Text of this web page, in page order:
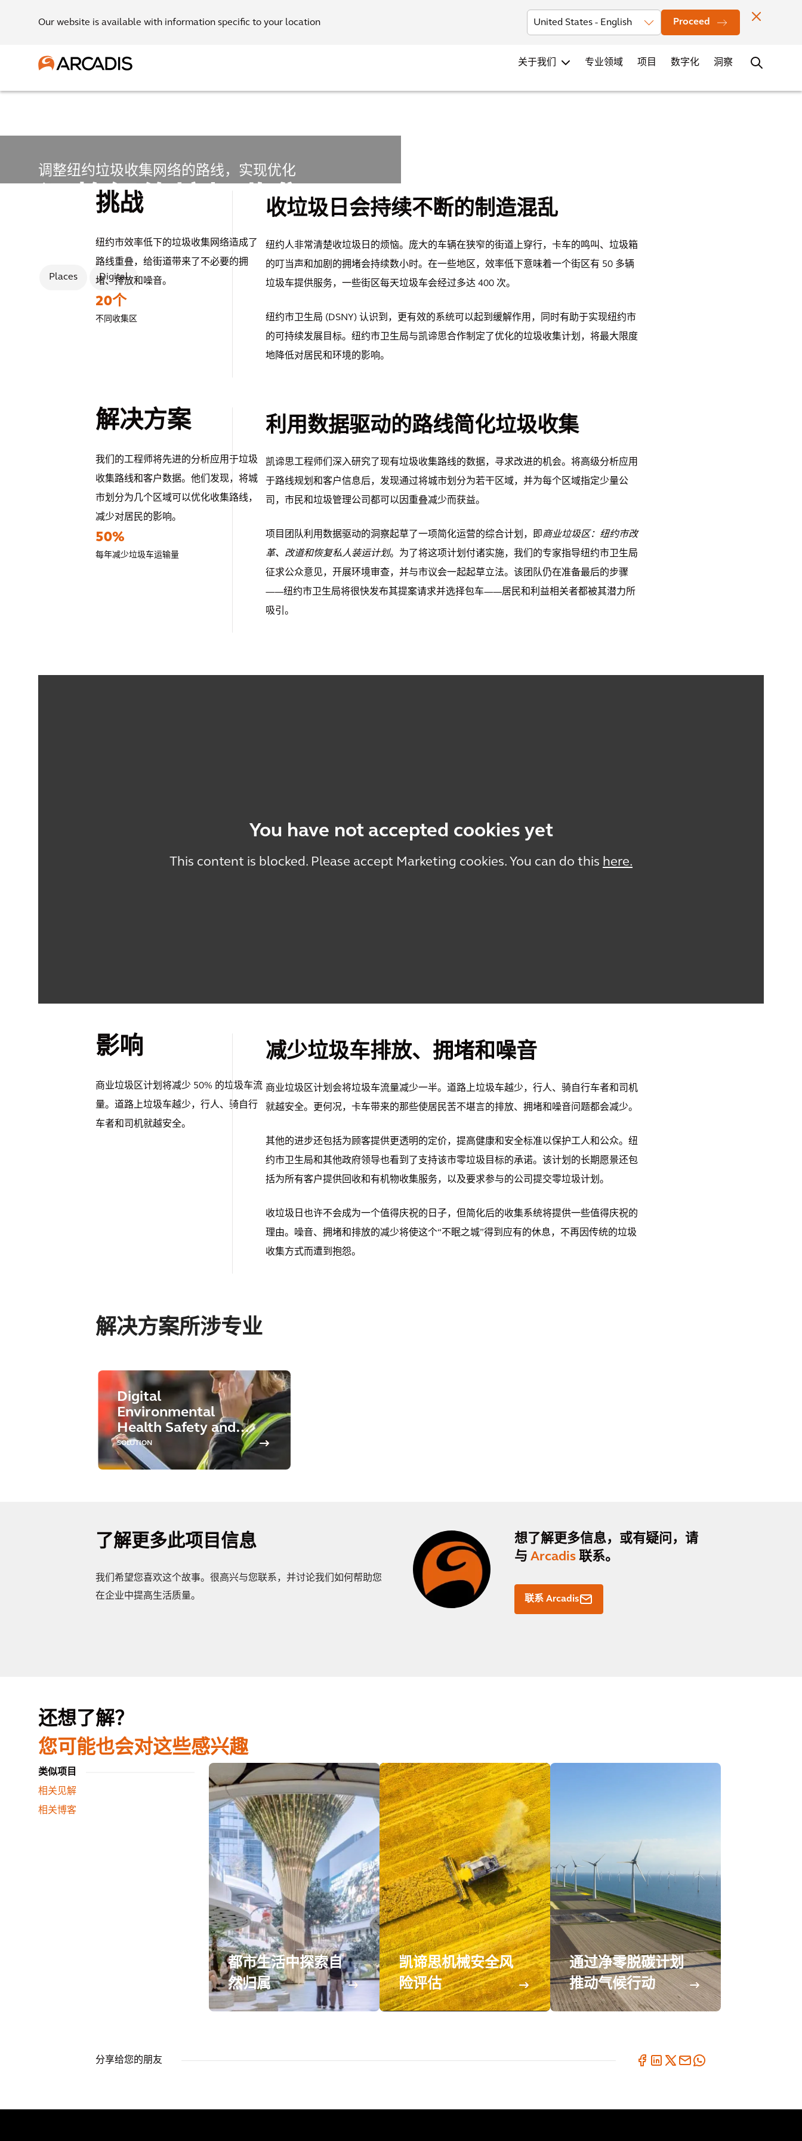
Our website is available with information specific to your location Proceed
投资者 办公室地点 联系
关于我们 专业领域 项目 数字化 洞察
调整纽约垃圾收集网络的路线，实现优化
调整纽约垃圾收集网
络的路线，实现优化
Places Digital
挑战
纽约市效率低下的垃圾收集网络造成了
路线重叠，给街道带来了不必要的拥
堵、排放和噪音。
20个
不同收集区
收垃圾日会持续不断的制造混乱
纽约人非常清楚收垃圾日的烦恼。庞大的车辆在狭窄的街道上穿行，卡车的鸣叫、垃圾箱
的叮当声和加剧的拥堵会持续数小时。在一些地区，效率低下意味着一个街区有 50 多辆
垃圾车提供服务，一些街区每天垃圾车会经过多达 400 次。
纽约市卫生局 (DSNY) 认识到，更有效的系统可以起到缓解作用，同时有助于实现纽约市
的可持续发展目标。纽约市卫生局与凯谛思合作制定了优化的垃圾收集计划，将最大限度
地降低对居民和环境的影响。
解决方案
我们的工程师将先进的分析应用于垃圾
收集路线和客户数据。他们发现，将城
市划分为几个区域可以优化收集路线，
减少对居民的影响。
50%
每年减少垃圾车运输量
利用数据驱动的路线简化垃圾收集
凯谛思工程师们深入研究了现有垃圾收集路线的数据，寻求改进的机会。将高级分析应用
于路线规划和客户信息后，发现通过将城市划分为若干区域，并为每个区域指定少量公
司，市民和垃圾管理公司都可以因重叠减少而获益。
项目团队利用数据驱动的洞察起草了一项简化运营的综合计划，即商业垃圾区：纽约市改
革、改道和恢复私人装运计划。为了将这项计划付诸实施，我们的专家指导纽约市卫生局
征求公众意见，开展环境审查，并与市议会一起起草立法。该团队仍在准备最后的步骤
——纽约市卫生局将很快发布其提案请求并选择包车——居民和利益相关者都被其潜力所
吸引。
You have not accepted cookies yet
This content is blocked. Please accept Marketing cookies. You can do this here.
影响
商业垃圾区计划将减少 50% 的垃圾车流
量。道路上垃圾车越少，行人、骑自行
车者和司机就越安全。
减少垃圾车排放、拥堵和噪音
商业垃圾区计划会将垃圾车流量减少一半。道路上垃圾车越少，行人、骑自行车者和司机
就越安全。更何况，卡车带来的那些使居民苦不堪言的排放、拥堵和噪音问题都会减少。
其他的进步还包括为顾客提供更透明的定价，提高健康和安全标准以保护工人和公众。纽
约市卫生局和其他政府领导也看到了支持该市零垃圾目标的承诺。该计划的长期愿景还包
括为所有客户提供回收和有机物收集服务，以及要求参与的公司提交零垃圾计划。
收垃圾日也许不会成为一个值得庆祝的日子，但简化后的收集系统将提供一些值得庆祝的
理由。噪音、拥堵和排放的减少将使这个“不眠之城”得到应有的休息，不再因传统的垃圾
收集方式而遭到抱怨。
解决方案所涉专业
Digital
Environmental
Health Safety and
Sustainability
SOLUTION
了解更多此项目信息
我们希望您喜欢这个故事。很高兴与您联系，并讨论我们如何帮助您
在企业中提高生活质量。
想了解更多信息，或有疑问，请
与 Arcadis 联系。
联系 Arcadis
还想了解？
您可能也会对这些感兴趣
类似项目
相关见解
相关博客
都市生活中探索自
然归属
凯谛思机械安全风
险评估
通过净零脱碳计划
推动气候行动
分享给您的朋友